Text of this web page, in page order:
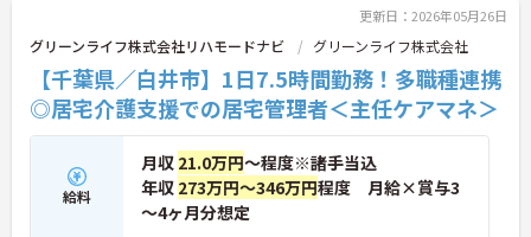
更新日：2026年05月26日
グリーンライフ株式会社リハモードナビ グリーンライフ株式会社
【千葉県／白井市】1日7.5時間勤務！多職種連携
◎居宅介護支援での居宅管理者＜主任ケアマネ＞
給料
月収 21.0万円～程度※諸手当込
年収 273万円～346万円程度 月給×賞与3
～4ヶ月分想定